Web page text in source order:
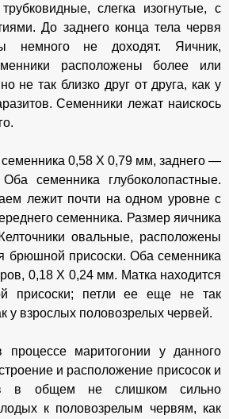
слегка изогнутые, с
До заднего конца тела червя
немного не доходят. Яичник,
расположены более или
не так близко друг от друга, как у
Семенники лежат наискось
0,58 X 0,79 мм, заднего —
семенника глубоколопастные.
лежит почти на одном уровне с
семенника. Размер яичника
овальные, расположены
брюшной присоски. Оба семенника
0,18 X 0,24 мм. Матка находится
присоски; петли ее еще не так
у взрослых половозрелых червей.
маритогонии у данного
и расположение присосок и
в общем не слишком сильно
к половозрелым червям, как